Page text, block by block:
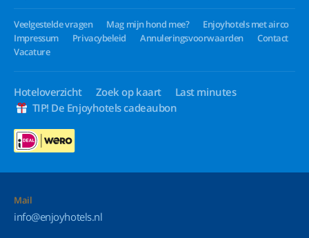
Veelgestelde vragen Mag mijn hond mee?
Enjoyhotels met airco
Impressum
Privacybeleid Annuleringsvoorwaarden
Contact
Vacature
Hoteloverzicht Zoek op kaart
Last minutes
TIP! De Enjoyhotels cadeaubon
Mail
info@enjoyhotels.nl